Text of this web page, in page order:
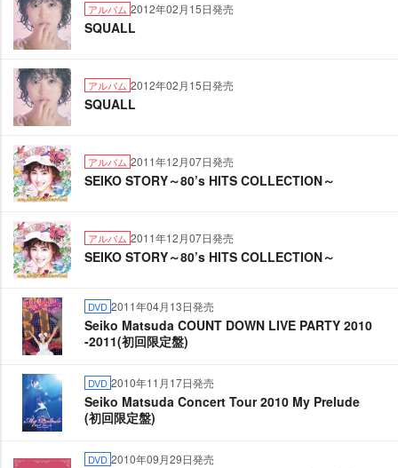
アルバム 2012年02月15日発売
SQUALL
アルバム 2012年02月15日発売
SQUALL
アルバム 2011年12月07日発売
SEIKO STORY～80’s HITS COLLECTION～
アルバム 2011年12月07日発売
SEIKO STORY～80’s HITS COLLECTION～
DVD 2011年04月13日発売
Seiko Matsuda COUNT DOWN LIVE PARTY 2010
-2011(初回限定盤)
DVD 2010年11月17日発売
Seiko Matsuda Concert Tour 2010 My Prelude
(初回限定盤)
DVD 2010年09月29日発売